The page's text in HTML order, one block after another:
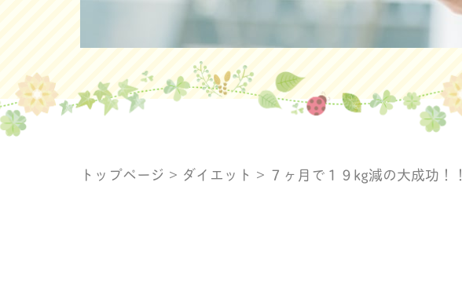
トップページ > ダイエット > ７ヶ月で１９kg減の大成功！！